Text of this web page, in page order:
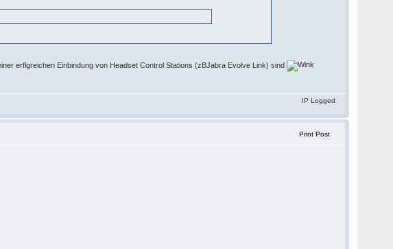
erflgreichen Einbindung von Headset Control Stations (zBJabra Evolve Link) sind
IP Logged
Print Post